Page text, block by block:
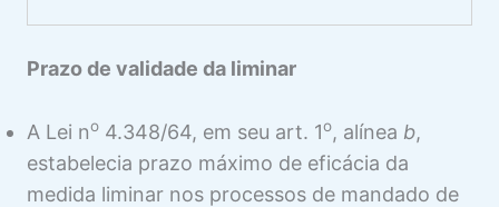
Prazo de validade da liminar
A Lei no 4.348/64, em seu art. 1o, alínea b,
estabelecia prazo máximo de eficácia da
medida liminar nos processos de mandado de